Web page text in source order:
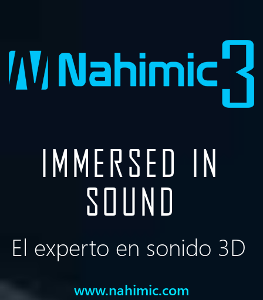
IMMERSED IN
SOUND
El experto en sonido 3D
www.nahimic.com